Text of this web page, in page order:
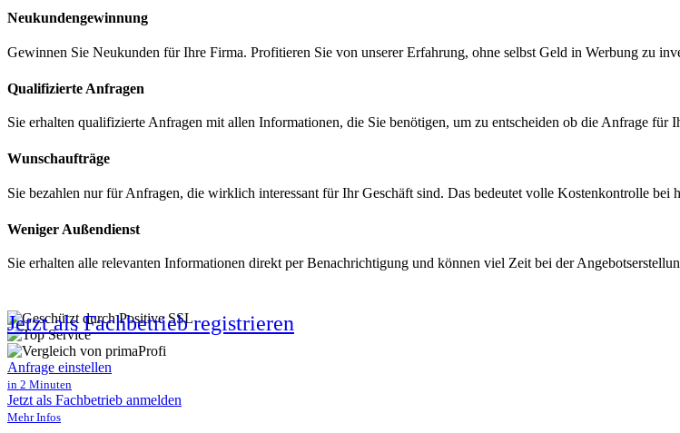
Neukundengewinnung
Gewinnen Sie Neukunden für Ihre Firma. Profitieren Sie von unserer Erfahrung, ohne selbst Geld in Werbung zu
Qualifizierte Anfragen
Sie erhalten qualifizierte Anfragen mit allen Informationen, die Sie benötigen, um zu entscheiden ob die Anfrage für
Wunschaufträge
Sie bezahlen nur für Anfragen, die wirklich interessant für Ihr Geschäft sind. Das bedeutet volle Kostenkontrolle bei
Weniger Außendienst
Sie erhalten alle relevanten Informationen direkt per Benachrichtigung und können viel Zeit bei der
Jetzt als Fachbetrieb registrieren
Anfrage einstellen
in 2 Minuten
Jetzt als Fachbetrieb anmelden
Mehr Infos